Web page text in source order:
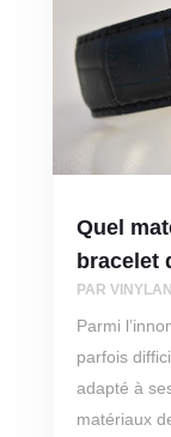
Quel
bracelet
PAR
Parmi
parfois
adapté à
matériaux